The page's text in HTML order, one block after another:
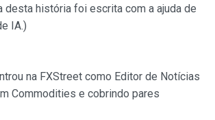
desta história foi escrita com a ajuda de
IA.)
na FXStreet como Editor de Notícias
Commodities e cobrindo pares